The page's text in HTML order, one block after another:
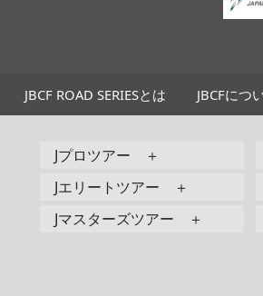
JBCF ROAD SERIESとは JBCFにつ
Jプロツアー ＋
Jエリートツアー ＋
Jマスターズツアー ＋